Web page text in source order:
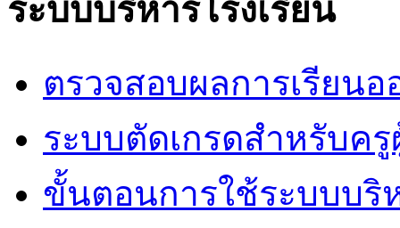
ระบบบริหารโรงเรียน
ตรวจสอบผลการเรียน
ระบบตัดเกรดสำหรับค
ขั้นตอนการใช้ระบบบริ